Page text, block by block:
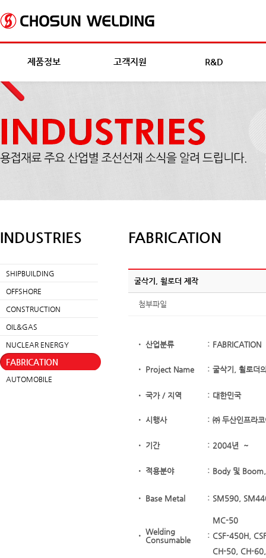
제품정보 고객지원 R&D
INDUSTRIES
SHIPBUILDING
OFFSHORE
CONSTRUCTION
OIL&GAS
NUCLEAR ENERGY
FABRICATION
AUTOMOBILE
FABRICATION
굴삭기, 휠로더 제작
첨부파일
ㆍ 산업분류 : FABRICATION
ㆍ Project Name : 굴삭기, 휠로더
ㆍ 국가 / 지역 : 대한민국
ㆍ 시행사 : ㈜ 두산인프라
ㆍ 기간 : 2004년 ~
ㆍ 적용분야 : Body 및
ㆍ Base Metal : SM590,
ㆍ Welding
Consumable
:
MC-50
CSF-450H,
CH-50, CH-